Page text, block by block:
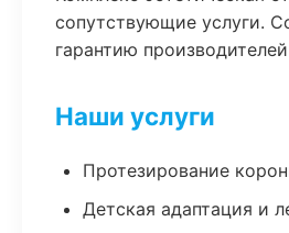
сопутствующие услуги.
гарантию
Наши услуги
Протезирование
Детская адаптация и